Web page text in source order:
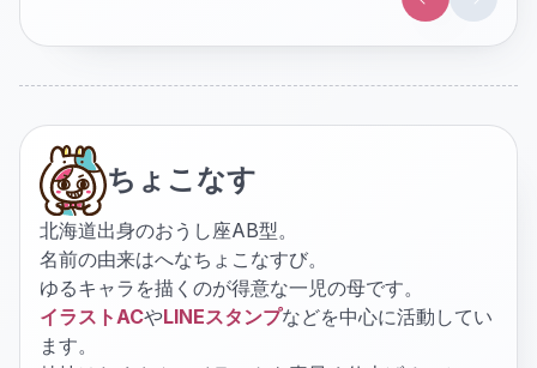
ちょこなす
北海道出身のおうし座AB型。
名前の由来はへなちょこなすび。
ゆるキャラを描くのが得意な一児の母です。
イラストACやLINEスタンプなどを中心に活動してい
ます。